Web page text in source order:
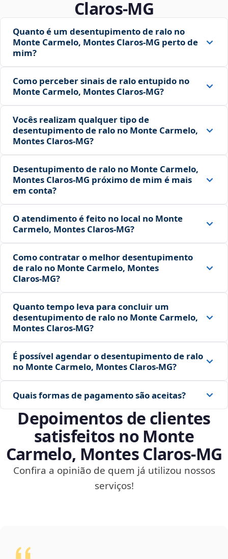
Claros‑MG
Quanto é um desentupimento de ralo no
Monte Carmelo, Montes Claros‑MG perto de
mim?
Como perceber sinais de ralo entupido no
Monte Carmelo, Montes Claros‑MG?
Vocês realizam qualquer tipo de
desentupimento de ralo no Monte Carmelo,
Montes Claros‑MG?
Desentupimento de ralo no Monte Carmelo,
Montes Claros‑MG próximo de mim é mais
em conta?
O atendimento é feito no local no Monte
Carmelo, Montes Claros‑MG?
Como contratar o melhor desentupimento
de ralo no Monte Carmelo, Montes
Claros‑MG?
Quanto tempo leva para concluir um
desentupimento de ralo no Monte Carmelo,
Montes Claros‑MG?
É possível agendar o desentupimento de ralo
no Monte Carmelo, Montes Claros‑MG?
Quais formas de pagamento são aceitas?
Depoimentos de clientes
satisfeitos no Monte
Carmelo, Montes Claros‑MG
Confira a opinião de quem já utilizou nossos
serviços!